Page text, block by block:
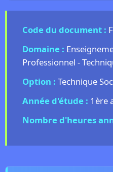
Code du document :
Domaine :
Professionnel -
Option : Technique
Année d'étude : 1ère
Nombre d'heures